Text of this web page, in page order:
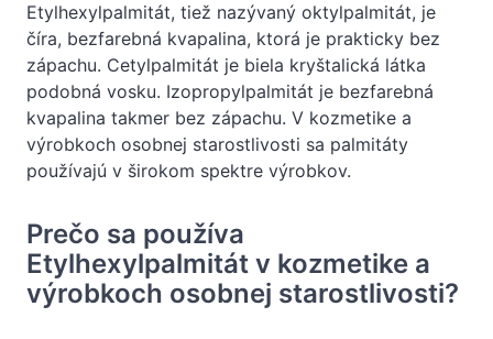
Etylhexylpalmitát, tiež nazývaný oktylpalmitát, je
číra, bezfarebná kvapalina, ktorá je prakticky bez
zápachu. Cetylpalmitát je biela kryštalická látka
podobná vosku. Izopropylpalmitát je bezfarebná
kvapalina takmer bez zápachu. V kozmetike a
výrobkoch osobnej starostlivosti sa palmitáty
používajú v širokom spektre výrobkov.
Prečo sa používa
Etylhexylpalmitát v kozmetike a
výrobkoch osobnej starostlivosti?